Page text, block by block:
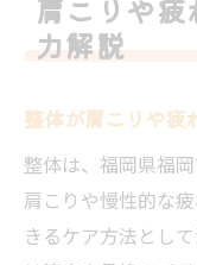
肩こりや
力解説
整体が肩こりや疲
整体は、福岡県福
肩こりや慢性的な
きるケア方法とし